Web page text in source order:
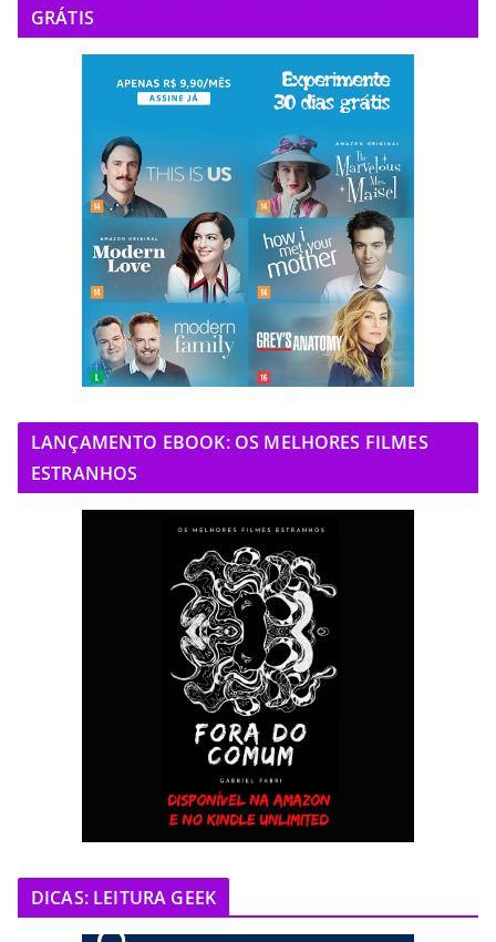
GRÁTIS
LANÇAMENTO EBOOK: OS MELHORES FILMES
ESTRANHOS
DICAS: LEITURA GEEK